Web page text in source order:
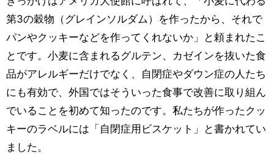
第3の穀物（グレインソルダム）を作ったから、それで
パンやクッキーなどを作ってくれないか」と頼まれたこ
とです。小麦に含まれるグルテン、カゼインを抜いた食
品がアレルギーだけでなく、自閉症やダウン症の人たち
にも有効で、外国ではそういった食事で改善に取り組ん
でいることを初めて知ったのです。私たちが作ったクッ
キーのラベルには「自閉症用ビスケット」と書かれてい
ました。